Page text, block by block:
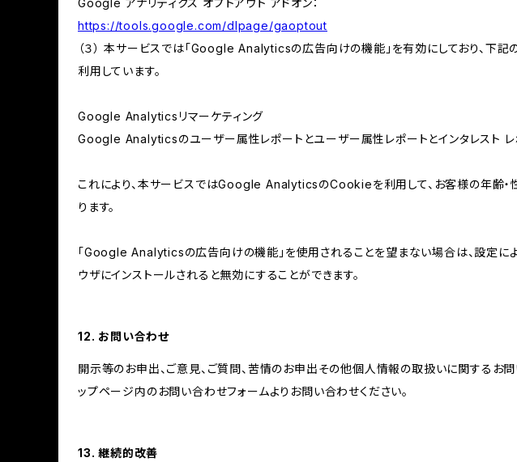
Google アナリティクス オプトアウト アドオン：
https://tools.google.com/dlpage/gaoptout
（３） 本サービスでは「Google Analyticsの広告向けの機能」を有効にしており、
利用しています。
Google Analyticsリマーケティング
Google Analyticsのユーザー属性レポートとユーザー属性レポートとインタレスト レ
これにより、本サービスではGoogle AnalyticsのCookieを利用して、お客様の年齢
ります。
「Google Analyticsの広告向けの機能」を使用されることを望まない場合は、設定に
ウザにインストールされると無効にすることができます。
12. お問い合わせ
開示等のお申出、ご意見、ご質問、苦情のお申出その他個人情報の取扱いに関するお
ップページ内のお問い合わせフォームよりお問い合わせください。
13. 継続的改善